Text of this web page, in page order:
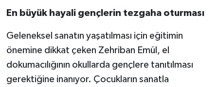
En büyük hayali gençlerin tezgaha oturması
Geleneksel sanatın yaşatılması için eğitimin
önemine dikkat çeken Zehriban Emül, el
dokumacılığının okullarda gençlere tanıtılması
gerektiğine inanıyor. Çocukların sanatla